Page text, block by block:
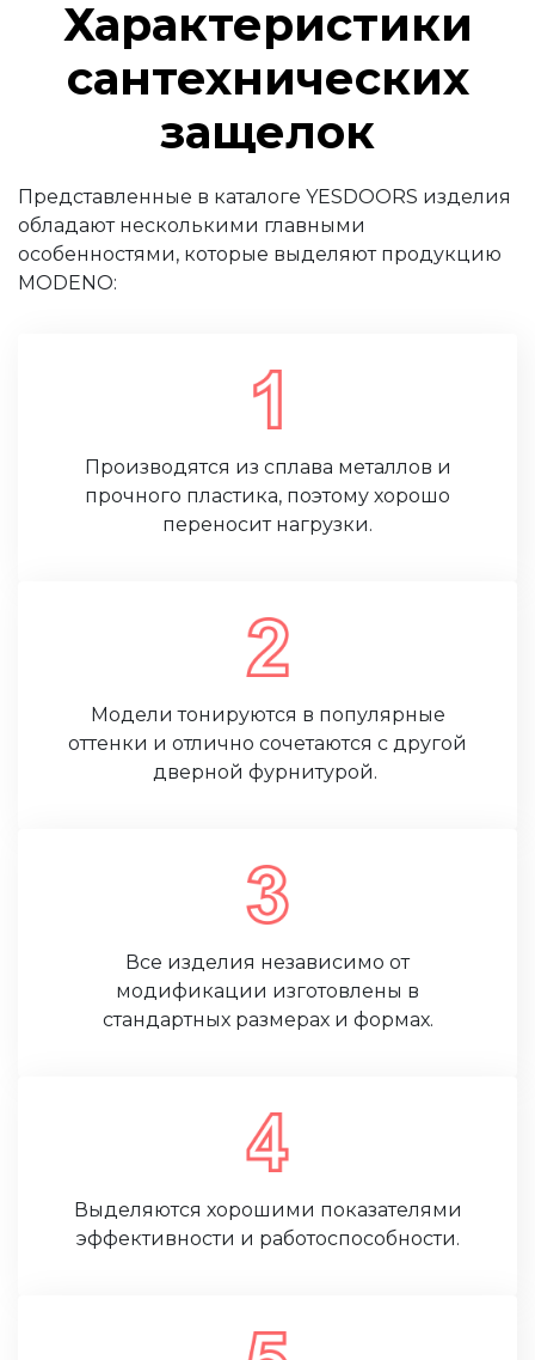
Характеристики
сантехнических
защелок
Представленные в каталоге YESDOORS изделия
обладают несколькими главными
особенностями, которые выделяют продукцию
MODENO:
Производятся из сплава металлов и
прочного пластика, поэтому хорошо
переносит нагрузки.
Модели тонируются в популярные
оттенки и отлично сочетаются с другой
дверной фурнитурой.
Все изделия независимо от
модификации изготовлены в
стандартных размерах и формах.
Выделяются хорошими показателями
эффективности и работоспособности.